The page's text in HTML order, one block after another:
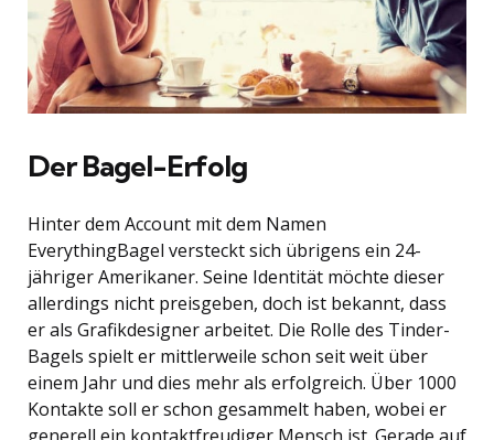
Der Bagel-Erfolg
Hinter dem Account mit dem Namen
EverythingBagel versteckt sich übrigens ein 24-
jähriger Amerikaner. Seine Identität möchte dieser
allerdings nicht preisgeben, doch ist bekannt, dass
er als Grafikdesigner arbeitet. Die Rolle des Tinder-
Bagels spielt er mittlerweile schon seit weit über
einem Jahr und dies mehr als erfolgreich. Über 1000
Kontakte soll er schon gesammelt haben, wobei er